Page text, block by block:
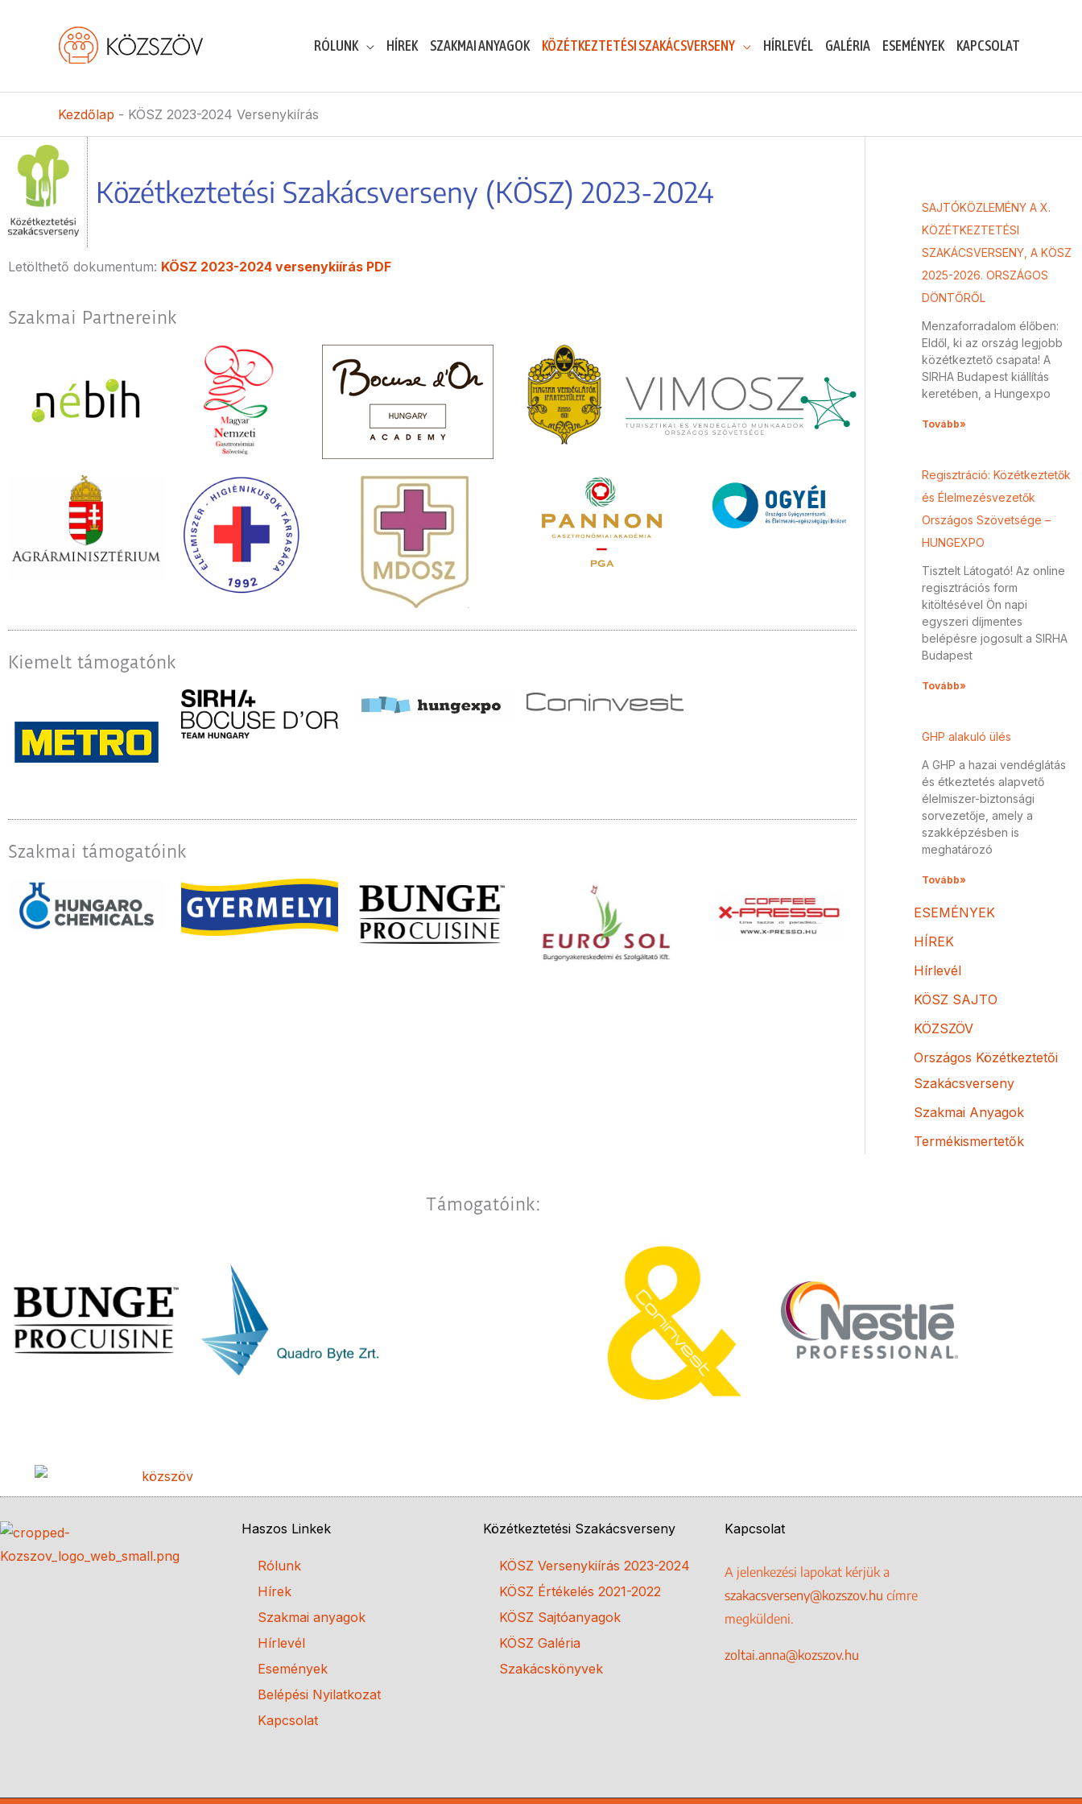
RÓLUNK HÍREK SZAKMAI ANYAGOK KÖZÉTKEZTETÉSI SZAKÁCSVERSENY HÍRLEVÉL GALÉRIA ESEMÉNYEK KAPCSOLAT
Kezdőlap - KÖSZ 2023-2024 Versenykiírás
Közétkeztetési Szakácsverseny (KÖSZ) 2023-2024
Letölthető dokumentum: KÖSZ 2023-2024 versenykiírás PDF
Szakmai Partnereink
Kiemelt támogatónk
Szakmai támogatóink
SAJTÓKÖZLEMÉNY A X.
KÖZÉTKEZTETÉSI
SZAKÁCSVERSENY, A KÖSZ
2025-2026. ORSZÁGOS
DÖNTŐRŐL
Menzaforradalom élőben:
Eldől, ki az ország legjobb
közétkeztető csapata! A
SIRHA Budapest kiállítás
keretében, a Hungexpo
Tovább»
Regisztráció: Közétkeztetők
és Élelmezésvezetők
Országos Szövetsége –
HUNGEXPO
Tisztelt Látogató! Az online
regisztrációs form
kitöltésével Ön napi
egyszeri díjmentes
belépésre jogosult a SIRHA
Budapest
Tovább»
GHP alakuló ülés
A GHP a hazai vendéglátás
és étkeztetés alapvető
élelmiszer-biztonsági
sorvezetője, amely a
szakképzésben is
meghatározó
Tovább»
ESEMÉNYEK
HÍREK
Hírlevél
KÖSZ SAJTO
KÖZSZÖV
Országos Közétkeztetői
Szakácsverseny
Szakmai Anyagok
Termékismertetők
Támogatóink:
Haszos Linkek
Rólunk
Hírek
Szakmai anyagok
Hírlevél
Események
Belépési Nyilatkozat
Kapcsolat
Közétkeztetési Szakácsverseny
KÖSZ Versenykiírás 2023-2024
KÖSZ Értékelés 2021-2022
KÖSZ Sajtóanyagok
KÖSZ Galéria
Szakácskönyvek
Kapcsolat
A jelenkezési lapokat kérjük a
szakacsverseny@kozszov.hu címre
megküldeni.
zoltai.anna@kozszov.hu